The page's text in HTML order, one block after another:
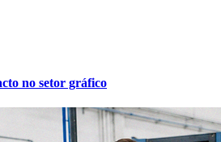
no setor gráfico